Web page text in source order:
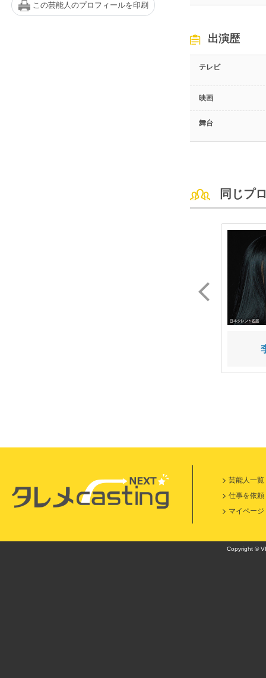
この芸能人のプロフィールを印刷
出演歴
テレビ
映画
舞台
同じプ
芸能人一覧
仕事を依頼
マイページ
Copyright ©